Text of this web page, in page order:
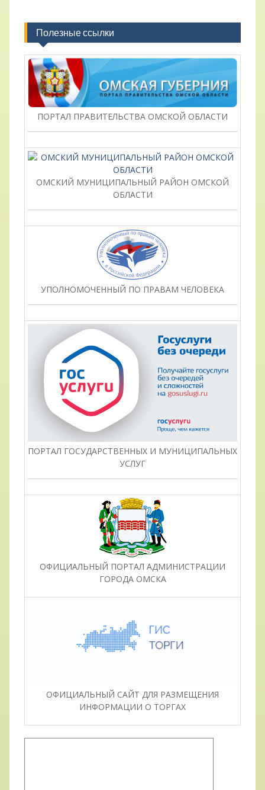
Полезные ссылки
ПОРТАЛ ПРАВИТЕЛЬСТВА ОМСКОЙ ОБЛАСТИ
ОМСКИЙ МУНИЦИПАЛЬНЫЙ РАЙОН ОМСКОЙ
ОБЛАСТИ
УПОЛНОМОЧЕННЫЙ ПО ПРАВАМ ЧЕЛОВЕКА
ПОРТАЛ ГОСУДАРСТВЕННЫХ И МУНИЦИПАЛЬНЫХ
УСЛУГ
ОФИЦИАЛЬНЫЙ ПОРТАЛ АДМИНИСТРАЦИИ
ГОРОДА ОМСКА
ОФИЦИАЛЬНЫЙ САЙТ ДЛЯ РАЗМЕЩЕНИЯ
ИНФОРМАЦИИ О ТОРГАХ